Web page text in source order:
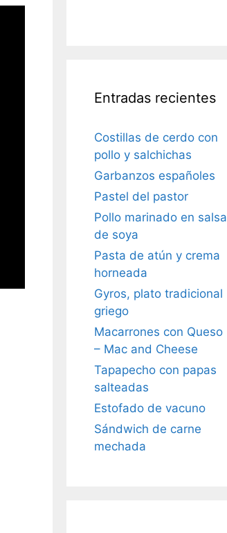
Entradas recientes
Costillas de cerdo con
pollo y salchichas
Garbanzos españoles
Pastel del pastor
Pollo marinado en salsa
de soya
Pasta de atún y crema
horneada
Gyros, plato tradicional
griego
Macarrones con Queso
– Mac and Cheese
Tapapecho con papas
salteadas
Estofado de vacuno
Sándwich de carne
mechada